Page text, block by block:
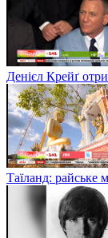
Денієл Крейґ
Таїланд: райське